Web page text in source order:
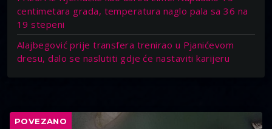
centimetara grada, temperatura naglo pala sa 36 na
19 stepeni
Alajbegović prije transfera trenirao u Pjanićevom
dresu, dalo se naslutiti gdje će nastaviti karijeru
POVEZANO